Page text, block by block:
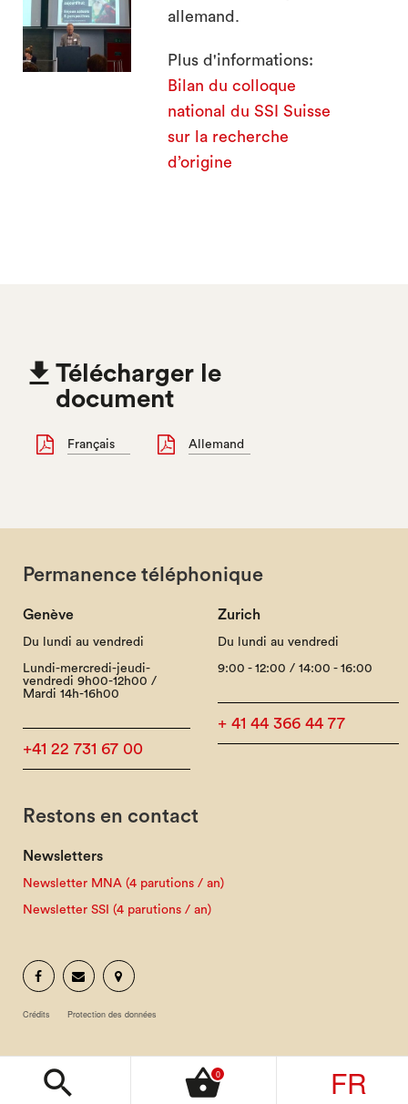
search 0
shopping_basket FR
allemand.
Plus d'informations:
Bilan du colloque
national du SSI Suisse
sur la recherche
d’origine
 Télécharger le
document
Français Allemand
Permanence téléphonique
Genève
Du lundi au vendredi
Lundi-mercredi-jeudi-
vendredi 9h00-12h00 /
Mardi 14h-16h00
+41 22 731 67 00
Zurich
Du lundi au vendredi
9:00 - 12:00 / 14:00 - 16:00
+ 41 44 366 44 77
Restons en contact
Newsletters
Newsletter MNA (4 parutions / an)
Newsletter SSI (4 parutions / an)
Crédits Protection des données